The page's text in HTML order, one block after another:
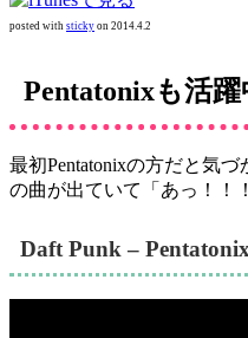
posted with sticky on 2014.4.2
Pentatonixも活躍
最初Pentatonixの方だと気
の曲が出ていて「あっ！！
Daft Punk – Pentatonix